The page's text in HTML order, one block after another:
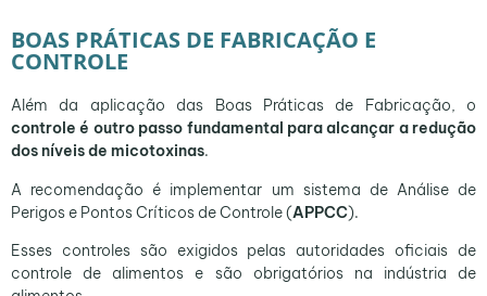
BOAS PRÁTICAS DE FABRICAÇÃO E
CONTROLE
Além da aplicação das Boas Práticas de Fabricação, o
controle é outro passo fundamental para alcançar a redução
dos níveis de micotoxinas.
A recomendação é implementar um sistema de Análise de
Perigos e Pontos Críticos de Controle (APPCC).
Esses controles são exigidos pelas autoridades oficiais de
controle de alimentos e são obrigatórios na indústria de